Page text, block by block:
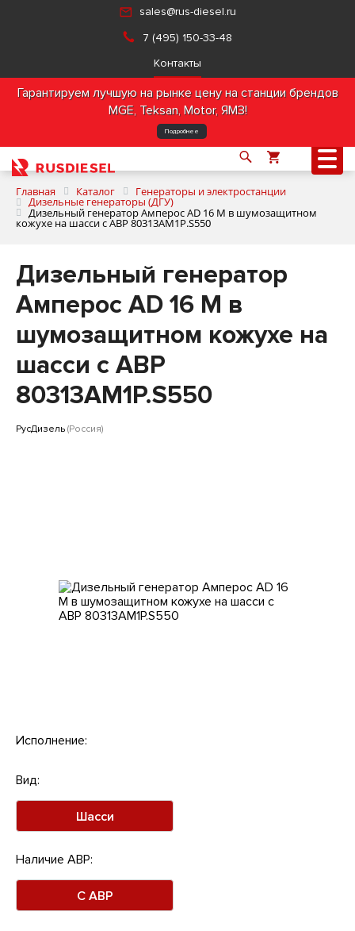
sales@rus-diesel.ru
7 (495) 150-33-48
Контакты
Гарантируем лучшую на рынке цену на станции брендов
MGE, Teksan, Motor, ЯМЗ!
Подробнее
Продукция
Клиентам
Главная Каталог Генераторы и электростанции
Дизельные генераторы (ДГУ)
Дизельный генератор Амперос AD 16 M в шумозащитном
кожухе на шасси с АВР 80313AM1P.S550
Дизельный генератор
Амперос AD 16 M в
шумозащитном кожухе на
шасси с АВР
80313AM1P.S550
РусДизель (Россия)
Исполнение:
Вид:
Шасси
Наличие АВР:
С АВР